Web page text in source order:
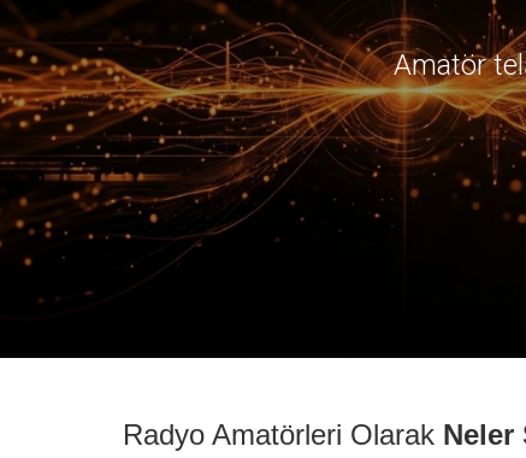
Amatör
Radyo Amatörleri Olarak Neler